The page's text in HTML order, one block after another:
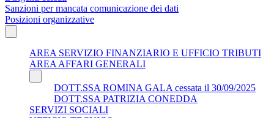
Sanzioni per mancata comunicazione dei dati
Posizioni organizzative
AREA SERVIZIO FINANZIARIO E UFFICIO TRIBUTI
AREA AFFARI GENERALI
DOTT.SSA ROMINA GALA cessata il 30/09/2025
DOTT.SSA PATRIZIA CONEDDA
SERVIZI SOCIALI